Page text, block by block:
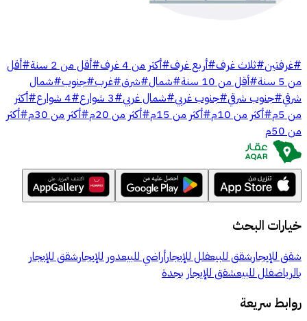
#غرفتين#ثلاث غرف#أربع غرف#أكثر من 4 غرف #أقل من 2 سنة #أقل
من 5 سنة
#أقل من 10 سنة #شمال#شرق#غرب#جنوب#شمال
شرقي#جنوب شرقي#جنوب غربي#شمال غربي#3 شوارع #4 شوارع #أكثر
من 5م
#أكثر من 10م #أكثر من 15م #أكثر من 20م #أكثر من 30م #أكثر
من 50م
خيارات البحث
شقق للإيجارشقق للبيعفلل للإيجارأراضي للبيعدور للإيجارشقق للإيجار
بالرياضفلل للبيعشقق للإيجار بجدة
روابط سريعة